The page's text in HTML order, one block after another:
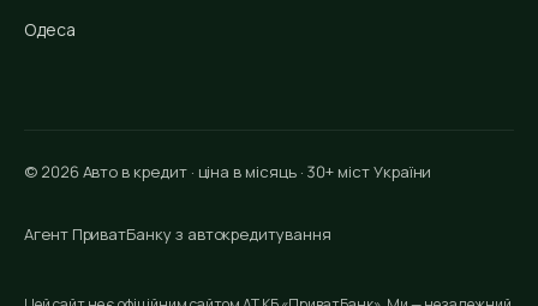
Одеса
© 2026 Авто в кредит · ціна в місяць · 30+ міст України
Агент ПриватБанку з автокредитування